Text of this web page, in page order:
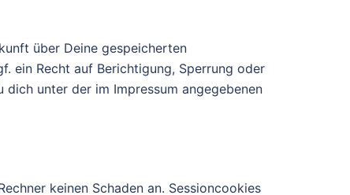
über Deine gespeicherten
ein Recht auf Berichtigung, Sperrung oder
unter der im Impressum angegebenen
keinen Schaden an. Sessioncookies